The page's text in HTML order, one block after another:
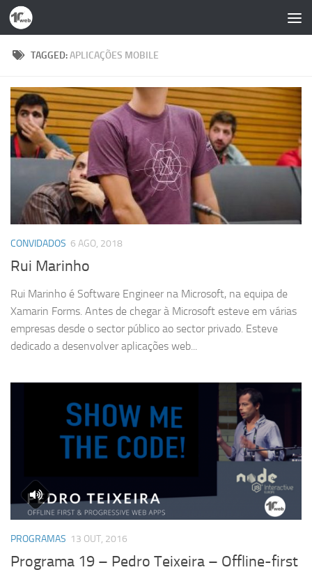
Skip to content
TAGGED:APLICAÇÕES MOBILE
CONVIDADOS 6 AGO, 2018
Rui Marinho
Rui Marinho é Software Engineer na Microsoft, na equipa de
Xamarin Forms. Antes de chegar à Microsoft esteve em várias
empresas desde o sector público ao sector privado. Esteve
dedicado a desenvolver aplicações web...
PROGRAMAS 13 OUT, 2016
Programa 19 – Pedro Teixeira – Offline-first